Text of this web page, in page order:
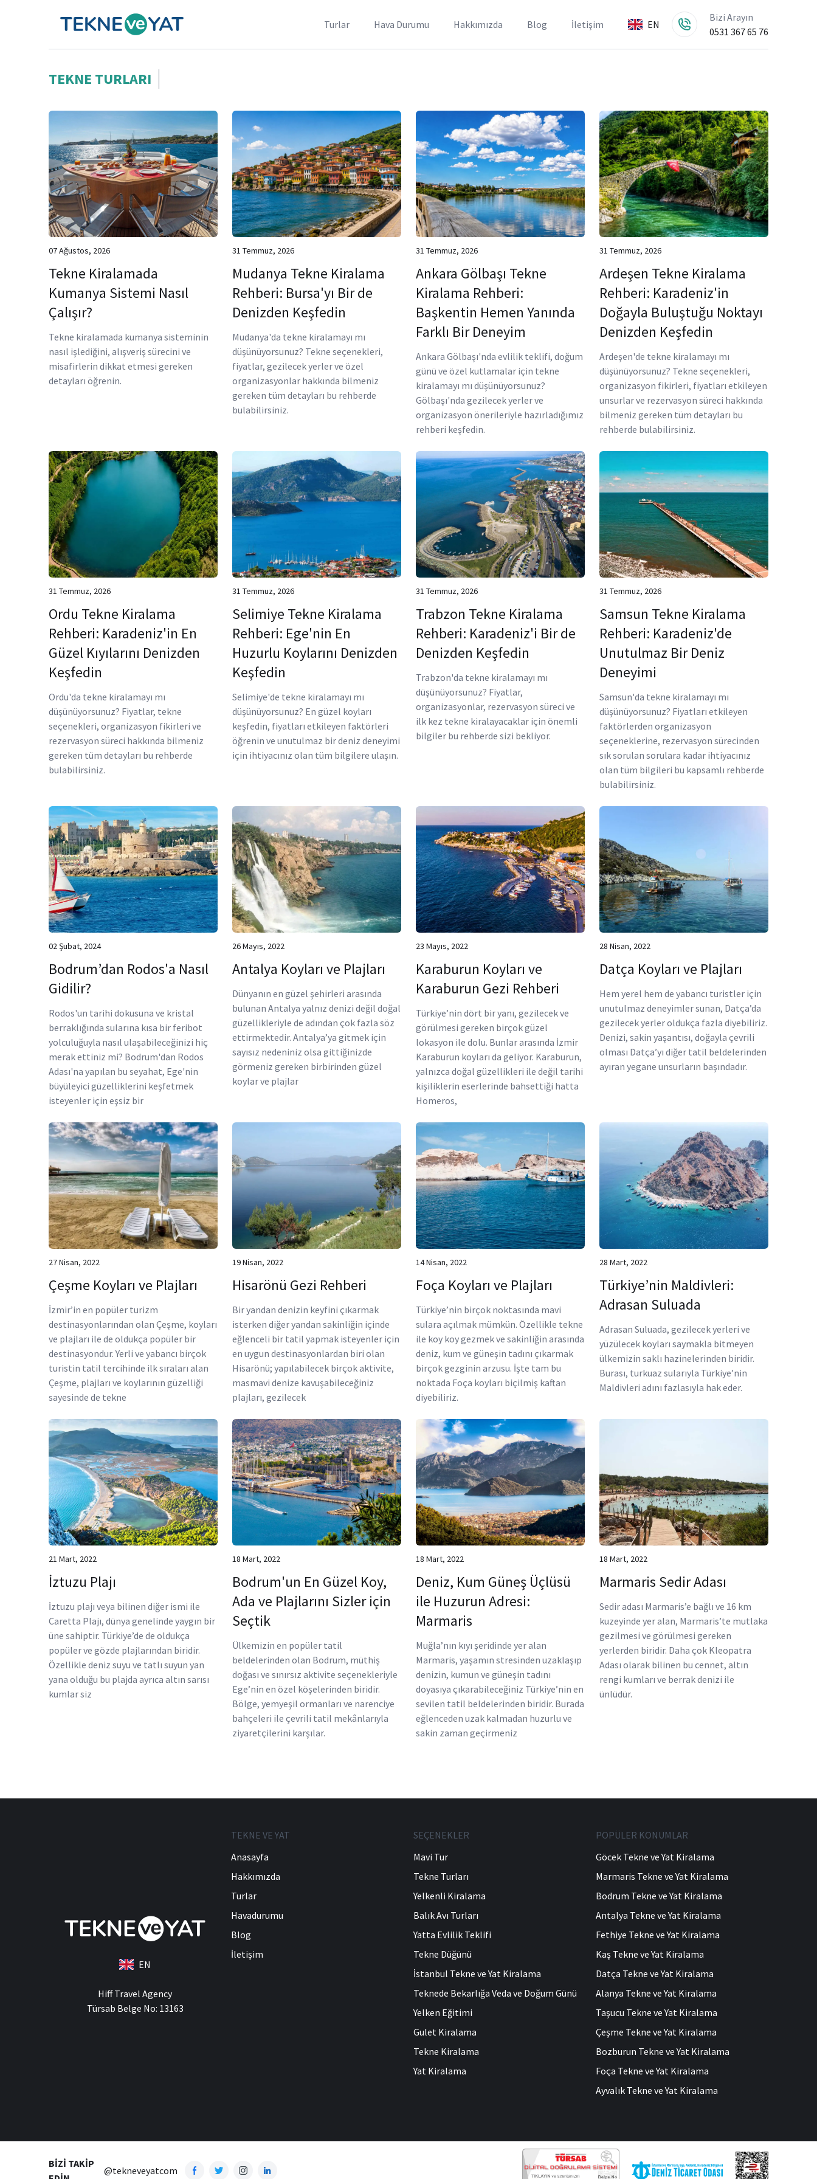
Tekne ve Yat Turlar Hava Durumu Hakkımızda Blog İletişim EN
Bizi Arayın
0531 367 65 76
TEKNE TURLARI
07 Ağustos, 2026
Tekne Kiralamada
Kumanya Sistemi Nasıl
Çalışır?
Tekne kiralamada kumanya sisteminin
nasıl işlediğini, alışveriş sürecini ve
misafirlerin dikkat etmesi gereken
detayları öğrenin.
31 Temmuz, 2026
Mudanya Tekne Kiralama
Rehberi: Bursa'yı Bir de
Denizden Keşfedin
Mudanya'da tekne kiralamayı mı
düşünüyorsunuz? Tekne seçenekleri,
fiyatlar, gezilecek yerler ve özel
organizasyonlar hakkında bilmeniz
gereken tüm detayları bu rehberde
bulabilirsiniz.
31 Temmuz, 2026
Ankara Gölbaşı Tekne
Kiralama Rehberi:
Başkentin Hemen Yanında
Farklı Bir Deneyim
Ankara Gölbaşı'nda evlilik teklifi, doğum
günü ve özel kutlamalar için tekne
kiralamayı mı düşünüyorsunuz?
Gölbaşı'nda gezilecek yerler ve
organizasyon önerileriyle hazırladığımız
rehberi keşfedin.
31 Temmuz, 2026
Ardeşen Tekne Kiralama
Rehberi: Karadeniz'in
Doğayla Buluştuğu Noktayı
Denizden Keşfedin
Ardeşen'de tekne kiralamayı mı
düşünüyorsunuz? Tekne seçenekleri,
organizasyon fikirleri, fiyatları etkileyen
unsurlar ve rezervasyon süreci hakkında
bilmeniz gereken tüm detayları bu
rehberde bulabilirsiniz.
31 Temmuz, 2026
Ordu Tekne Kiralama
Rehberi: Karadeniz'in En
Güzel Kıyılarını Denizden
Keşfedin
Ordu'da tekne kiralamayı mı
düşünüyorsunuz? Fiyatlar, tekne
seçenekleri, organizasyon fikirleri ve
rezervasyon süreci hakkında bilmeniz
gereken tüm detayları bu rehberde
bulabilirsiniz.
31 Temmuz, 2026
Selimiye Tekne Kiralama
Rehberi: Ege'nin En
Huzurlu Koylarını Denizden
Keşfedin
Selimiye'de tekne kiralamayı mı
düşünüyorsunuz? En güzel koyları
keşfedin, fiyatları etkileyen faktörleri
öğrenin ve unutulmaz bir deniz deneyimi
için ihtiyacınız olan tüm bilgilere ulaşın.
31 Temmuz, 2026
Trabzon Tekne Kiralama
Rehberi: Karadeniz'i Bir de
Denizden Keşfedin
Trabzon'da tekne kiralamayı mı
düşünüyorsunuz? Fiyatlar,
organizasyonlar, rezervasyon süreci ve
ilk kez tekne kiralayacaklar için önemli
bilgiler bu rehberde sizi bekliyor.
31 Temmuz, 2026
Samsun Tekne Kiralama
Rehberi: Karadeniz'de
Unutulmaz Bir Deniz
Deneyimi
Samsun'da tekne kiralamayı mı
düşünüyorsunuz? Fiyatları etkileyen
faktörlerden organizasyon
seçeneklerine, rezervasyon sürecinden
sık sorulan sorulara kadar ihtiyacınız
olan tüm bilgileri bu kapsamlı rehberde
bulabilirsiniz.
02 Şubat, 2024
Bodrum’dan Rodos'a Nasıl
Gidilir?
Rodos'un tarihi dokusuna ve kristal
berraklığında sularına kısa bir feribot
yolculuğuyla nasıl ulaşabileceğinizi hiç
merak ettiniz mi? Bodrum'dan Rodos
Adası'na yapılan bu seyahat, Ege'nin
büyüleyici güzelliklerini keşfetmek
isteyenler için eşsiz bir
26 Mayıs, 2022
Antalya Koyları ve Plajları
Dünyanın en güzel şehirleri arasında
bulunan Antalya yalnız denizi değil doğal
güzellikleriyle de adından çok fazla söz
ettirmektedir. Antalya’ya gitmek için
sayısız nedeniniz olsa gittiğinizde
görmeniz gereken birbirinden güzel
koylar ve plajlar
23 Mayıs, 2022
Karaburun Koyları ve
Karaburun Gezi Rehberi
Türkiye’nin dört bir yanı, gezilecek ve
görülmesi gereken birçok güzel
lokasyon ile dolu. Bunlar arasında İzmir
Karaburun koyları da geliyor. Karaburun,
yalnızca doğal güzellikleri ile değil tarihi
kişiliklerin eserlerinde bahsettiği hatta
Homeros,
28 Nisan, 2022
Datça Koyları ve Plajları
Hem yerel hem de yabancı turistler için
unutulmaz deneyimler sunan, Datça’da
gezilecek yerler oldukça fazla diyebiliriz.
Denizi, sakin yaşantısı, doğayla çevrili
olması Datça’yı diğer tatil beldelerinden
ayıran yegane unsurların başındadır.
27 Nisan, 2022
Çeşme Koyları ve Plajları
İzmir’in en popüler turizm
destinasyonlarından olan Çeşme, koyları
ve plajları ile de oldukça popüler bir
destinasyondur. Yerli ve yabancı birçok
turistin tatil tercihinde ilk sıraları alan
Çeşme, plajları ve koylarının güzelliği
sayesinde de tekne
19 Nisan, 2022
Hisarönü Gezi Rehberi
Bir yandan denizin keyfini çıkarmak
isterken diğer yandan sakinliğin içinde
eğlenceli bir tatil yapmak isteyenler için
en uygun destinasyonlardan biri olan
Hisarönü; yapılabilecek birçok aktivite,
masmavi denize kavuşabileceğiniz
plajları, gezilecek
14 Nisan, 2022
Foça Koyları ve Plajları
Türkiye’nin birçok noktasında mavi
sulara açılmak mümkün. Özellikle tekne
ile koy koy gezmek ve sakinliğin arasında
deniz, kum ve güneşin tadını çıkarmak
birçok gezginin arzusu. İşte tam bu
noktada Foça koyları biçilmiş kaftan
diyebiliriz.
28 Mart, 2022
Türkiye’nin Maldivleri:
Adrasan Suluada
Adrasan Suluada, gezilecek yerleri ve
yüzülecek koyları saymakla bitmeyen
ülkemizin saklı hazinelerinden biridir.
Burası, turkuaz sularıyla Türkiye’nin
Maldivleri adını fazlasıyla hak eder.
21 Mart, 2022
İztuzu Plajı
İztuzu plajı veya bilinen diğer ismi ile
Caretta Plajı, dünya genelinde yaygın bir
üne sahiptir. Türkiye’de de oldukça
popüler ve gözde plajlarından biridir.
Özellikle deniz suyu ve tatlı suyun yan
yana olduğu bu plajda ayrıca altın sarısı
kumlar siz
18 Mart, 2022
Bodrum'un En Güzel Koy,
Ada ve Plajlarını Sizler için
Seçtik
Ülkemizin en popüler tatil
beldelerinden olan Bodrum, müthiş
doğası ve sınırsız aktivite seçenekleriyle
Ege’nin en özel köşelerinden biridir.
Bölge, yemyeşil ormanları ve narenciye
bahçeleri ile çevrili tatil mekânlarıyla
ziyaretçilerini karşılar.
18 Mart, 2022
Deniz, Kum Güneş Üçlüsü
ile Huzurun Adresi:
Marmaris
Muğla’nın kıyı şeridinde yer alan
Marmaris, yaşamın stresinden uzaklaşıp
denizin, kumun ve güneşin tadını
doyasıya çıkarabileceğiniz Türkiye’nin en
sevilen tatil beldelerinden biridir. Burada
eğlenceden uzak kalmadan huzurlu ve
sakin zaman geçirmeniz
18 Mart, 2022
Marmaris Sedir Adası
Sedir adası Marmaris’e bağlı ve 16 km
kuzeyinde yer alan, Marmaris’te mutlaka
gezilmesi ve görülmesi gereken
yerlerden biridir. Daha çok Kleopatra
Adası olarak bilinen bu cennet, altın
rengi kumları ve berrak denizi ile
ünlüdür.
EN
Hiff Travel Agency
Türsab Belge No: 13163
TEKNE VE YAT
Anasayfa
Hakkımızda
Turlar
Havadurumu
Blog
İletişim
SEÇENEKLER
Mavi Tur
Tekne Turları
Yelkenli Kiralama
Balık Avı Turları
Yatta Evlilik Teklifi
Tekne Düğünü
İstanbul Tekne ve Yat Kiralama
Teknede Bekarlığa Veda ve Doğum Günü
Yelken Eğitimi
Gulet Kiralama
Tekne Kiralama
Yat Kiralama
POPÜLER KONUMLAR
Göcek Tekne ve Yat Kiralama
Marmaris Tekne ve Yat Kiralama
Bodrum Tekne ve Yat Kiralama
Antalya Tekne ve Yat Kiralama
Fethiye Tekne ve Yat Kiralama
Kaş Tekne ve Yat Kiralama
Datça Tekne ve Yat Kiralama
Alanya Tekne ve Yat Kiralama
Taşucu Tekne ve Yat Kiralama
Çeşme Tekne ve Yat Kiralama
Bozburun Tekne ve Yat Kiralama
Foça Tekne ve Yat Kiralama
Ayvalık Tekne ve Yat Kiralama
BIZI TAKIP
@tekneveyatcom